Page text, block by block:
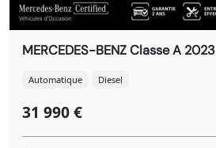
MERCEDES-BENZ Classe A 2023
Automatique Diesel
31 990 €